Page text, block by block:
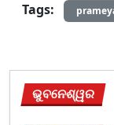
Tags:
ଭୁବନେଶ୍ୱର